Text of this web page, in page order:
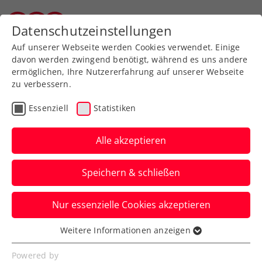
Zurück zur Newsübersicht
Allgemeine Klasse
Neue Anzeige und
Filterung im ÖTV-
Turnierkalender
Der Österreichische Tennisverband
präsentiert die jüngsten Verbesserungen
Datenschutzeinstellungen
Auf unserer Webseite werden Cookies verwendet. Einige
davon werden zwingend benötigt, während es uns andere
ermöglichen, Ihre Nutzererfahrung auf unserer Webseite
zu verbessern.
Essenziell Statistiken
Alle akzeptieren
Speichern & schließen
Nur essenzielle Cookies akzeptieren
Essenziell
Essenzielle Cookies werden für grundlegende
Weitere Informationen anzeigen
Powered by